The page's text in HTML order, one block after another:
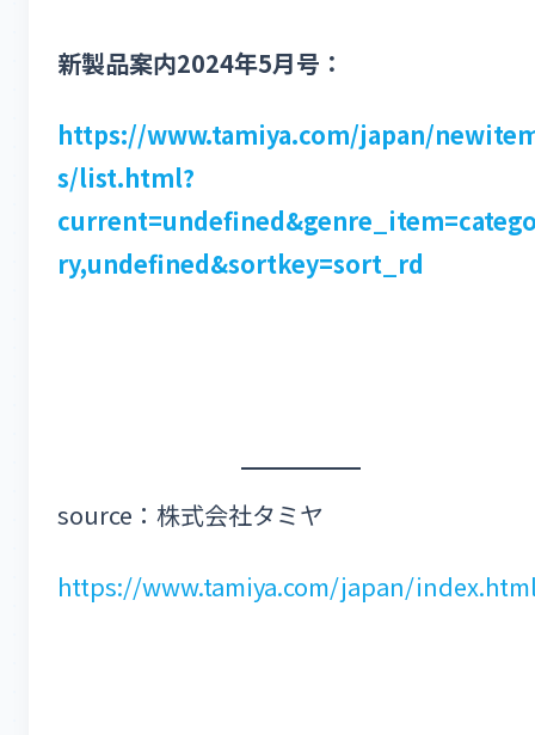
新製品案内2024年5月号：
https://www.tamiya.com/japan/
s/list.html?
ry,undefined&sortkey=sort_rd
source：株式会社タミヤ
https://www.tamiya.com/japan/